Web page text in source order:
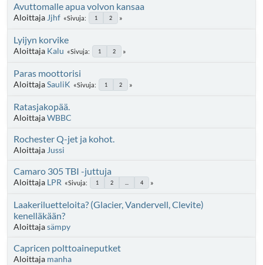
Avuttomalle apua volvon kansaa
Aloittaja Jjhf Sivuja 1 2
Lyijyn korvike
Aloittaja Kalu Sivuja 1 2
Paras moottorisi
AloittajaSauliK Sivuja 1 2
Ratasjakopää.
AloittajaWBBC
Rochester Q-jet ja kohot.
Aloittaja Jussi
Camaro 305 TBI -juttuja
Aloittaja LPR Sivuja 1 2 4
Laakeriluetteloita? (Glacier, Vandervell, Clevite)
kenelläkään?
Aloittajasämpy
Capricen polttoaineputket
Aloittaja manha